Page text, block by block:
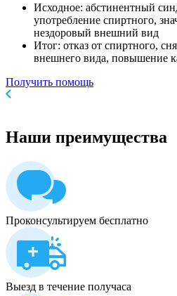
Исходное: абстинентный
употребление спиртного,
нездоровый внешний вид
Итог: отказ от спиртного,
внешнего вида, повышение
Получить помощь
Наши преимущества
Проконсультируем бесплатно
Выезд в течение получаса